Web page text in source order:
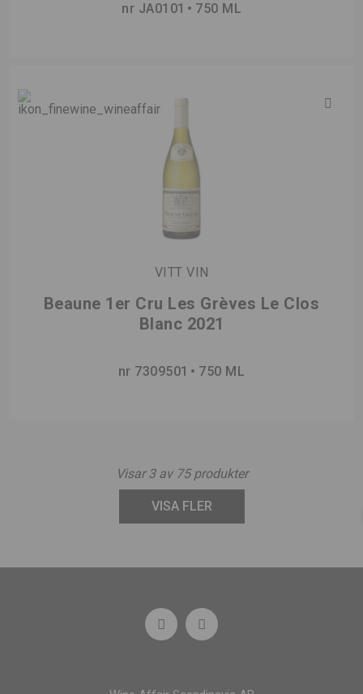
nr JA0101 750 ML
VITT VIN
Beaune 1er Cru Les Grèves Le Clos
Blanc 2021
nr 7309501 750 ML
Visar3av 75produkter
VISA FLER